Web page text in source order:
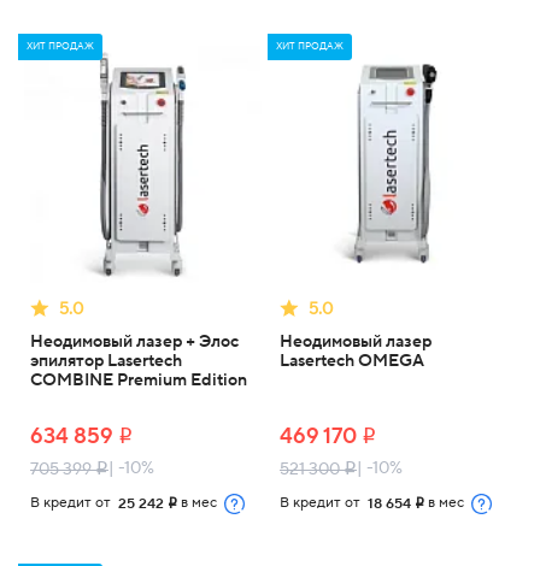
ХИТ ПРОДАЖ
5.0
Неодимовый лазер + Элос
эпилятор Lasertech
COMBINE Premium Edition
634 859 i
705 399i | -10%
В кредит от 25 242 i в мес
ХИТ ПРОДАЖ
5.0
Неодимовый лазер
Lasertech OMEGA
469 170 i
521 300i | -10%
В кредит от 18 654 i в мес